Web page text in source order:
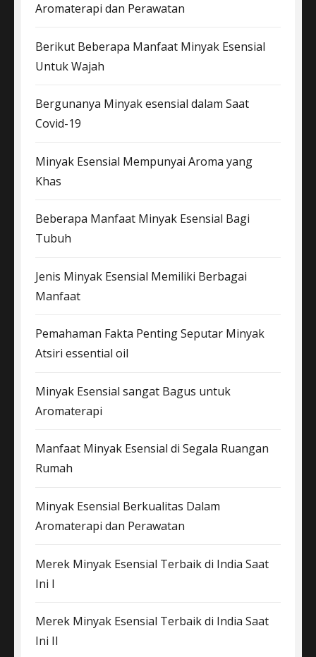
Aromaterapi dan Perawatan
Berikut Beberapa Manfaat Minyak Esensial
Untuk Wajah
Bergunanya Minyak esensial dalam Saat
Covid-19
Minyak Esensial Mempunyai Aroma yang
Khas
Beberapa Manfaat Minyak Esensial Bagi
Tubuh
Jenis Minyak Esensial Memiliki Berbagai
Manfaat
Pemahaman Fakta Penting Seputar Minyak
Atsiri essential oil
Minyak Esensial sangat Bagus untuk
Aromaterapi
Manfaat Minyak Esensial di Segala Ruangan
Rumah
Minyak Esensial Berkualitas Dalam
Aromaterapi dan Perawatan
Merek Minyak Esensial Terbaik di India Saat
Ini I
Merek Minyak Esensial Terbaik di India Saat
Ini II